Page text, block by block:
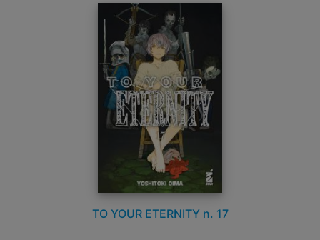
TO YOUR ETERNITY n. 17